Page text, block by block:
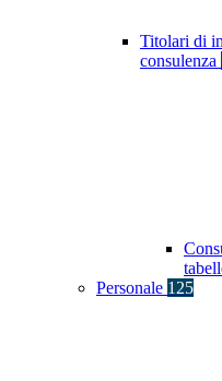
Titolari di
consulenza
Personale 125